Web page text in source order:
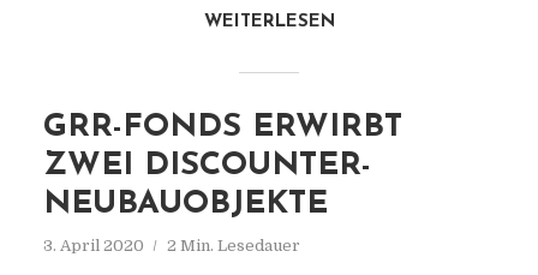
WEITERLESEN
GRR-FONDS ERWIRBT
ZWEI DISCOUNTER-
NEUBAUOBJEKTE
3. April 2020 2 Min. Lesedauer